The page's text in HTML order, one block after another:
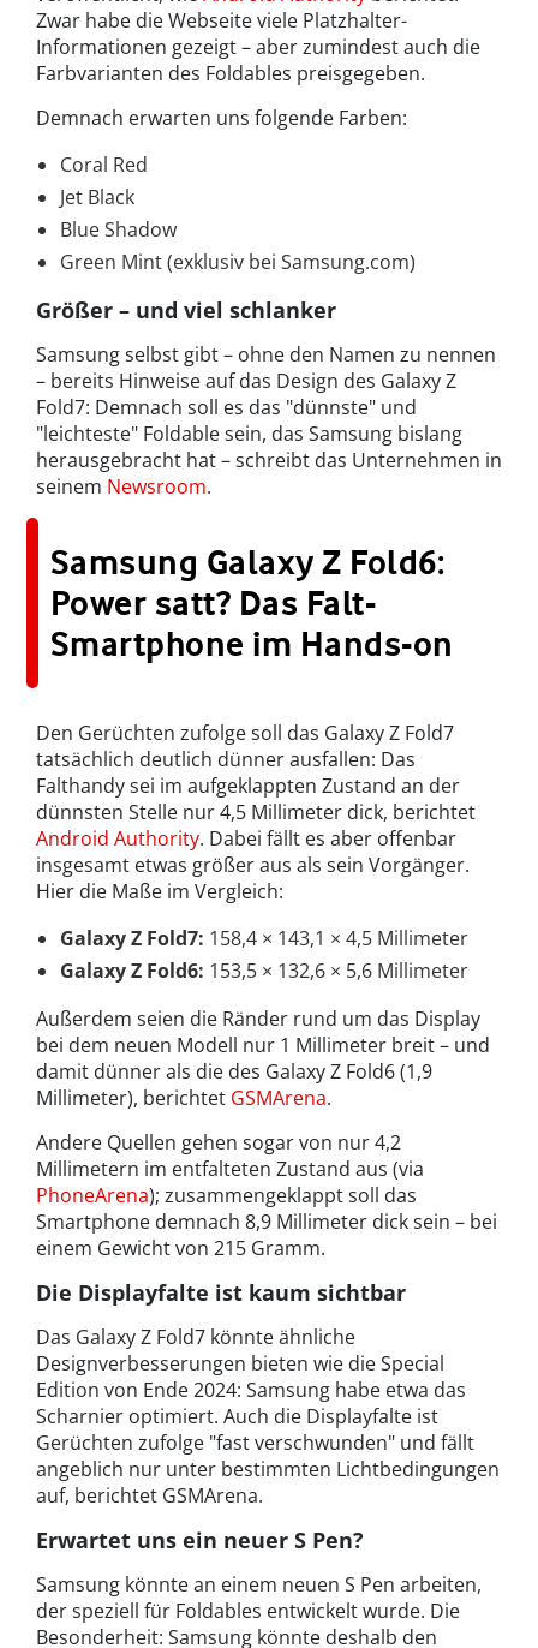
Zwar habe die Webseite viele Platzhalter-
Informationen gezeigt – aber zumindest auch die
Farbvarianten des Foldables preisgegeben.
Demnach erwarten uns folgende Farben:
Coral Red
Jet Black
Blue Shadow
Green Mint (exklusiv bei Samsung.com)
Größer – und viel schlanker
Samsung selbst gibt – ohne den Namen zu nennen
– bereits Hinweise auf das Design des Galaxy Z
Fold7: Demnach soll es das "dünnste" und
"leichteste" Foldable sein, das Samsung bislang
herausgebracht hat – schreibt das Unternehmen in
seinem Newsroom.
Samsung Galaxy Z Fold6:
Power satt? Das Falt-
Smartphone im Hands-on
Den Gerüchten zufolge soll das Galaxy Z Fold7
tatsächlich deutlich dünner ausfallen: Das
Falthandy sei im aufgeklappten Zustand an der
dünnsten Stelle nur 4,5 Millimeter dick, berichtet
Android Authority. Dabei fällt es aber offenbar
insgesamt etwas größer aus als sein Vorgänger.
Hier die Maße im Vergleich:
Galaxy Z Fold7: 158,4 × 143,1 × 4,5 Millimeter
Galaxy Z Fold6: 153,5 × 132,6 × 5,6 Millimeter
Außerdem seien die Ränder rund um das Display
bei dem neuen Modell nur 1 Millimeter breit – und
damit dünner als die des Galaxy Z Fold6 (1,9
Millimeter), berichtet GSMArena.
Andere Quellen gehen sogar von nur 4,2
Millimetern im entfalteten Zustand aus (via
PhoneArena); zusammengeklappt soll das
Smartphone demnach 8,9 Millimeter dick sein – bei
einem Gewicht von 215 Gramm.
Die Displayfalte ist kaum sichtbar
Das Galaxy Z Fold7 könnte ähnliche
Designverbesserungen bieten wie die Special
Edition von Ende 2024: Samsung habe etwa das
Scharnier optimiert. Auch die Displayfalte ist
Gerüchten zufolge "fast verschwunden" und fällt
angeblich nur unter bestimmten Lichtbedingungen
auf, berichtet GSMArena.
Erwartet uns ein neuer S Pen?
Samsung könnte an einem neuen S Pen arbeiten,
der speziell für Foldables entwickelt wurde. Die
Besonderheit: Samsung könnte deshalb den